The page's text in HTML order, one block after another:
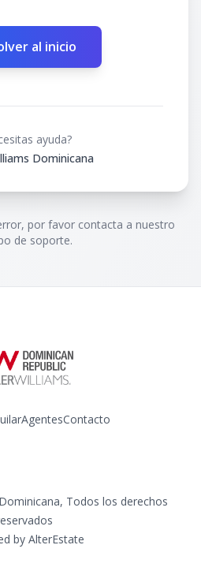
al inicio
ayuda?
Dominicana
por favor contacta a nuestro
de soporte.
AgentesContacto
, Todos los derechos
by AlterEstate